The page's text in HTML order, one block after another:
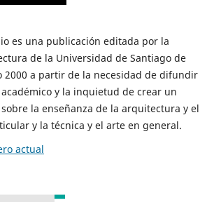
es una publicación editada por la
de la Universidad de Santiago de
2000 a partir de la necesidad de difundir
y la inquietud de crear un
la enseñanza de la arquitectura y el
y la técnica y el arte en general.
actual